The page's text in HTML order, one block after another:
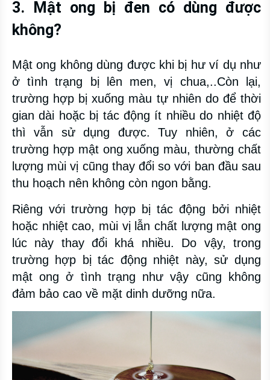
3. Mật ong bị đen có dùng được
không?
Mật ong không dùng được khi bị hư ví dụ như
ở tình trạng bị lên men, vị chua,..Còn lại,
trường hợp bị xuống màu tự nhiên do để thời
gian dài hoặc bị tác động ít nhiều do nhiệt độ
thì vẫn sử dụng được. Tuy nhiên, ở các
trường hợp mật ong xuống màu, thường chất
lượng mùi vị cũng thay đổi so với ban đầu sau
thu hoạch nên không còn ngon bằng.
Riêng với trường hợp bị tác động bởi nhiệt
hoặc nhiệt cao, mùi vị lẫn chất lượng mật ong
lúc này thay đổi khá nhiều. Do vậy, trong
trường hợp bị tác động nhiệt này, sử dụng
mật ong ở tình trạng như vậy cũng không
đảm bảo cao về mặt dinh dưỡng nữa.